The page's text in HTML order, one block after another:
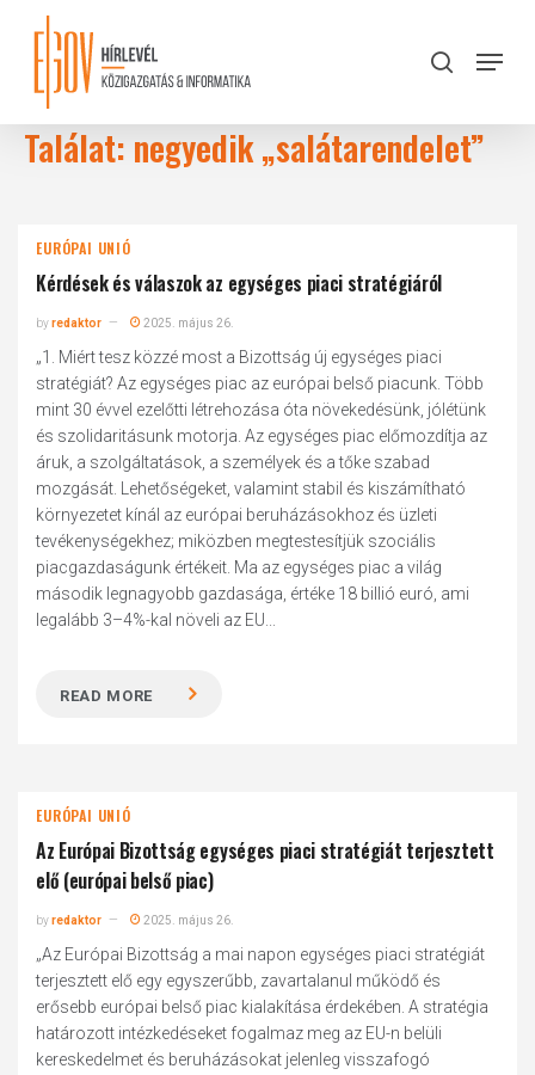
content
search
Menu
Találat: negyedik „salátarendelet”
EURÓPAI UNIÓ
Kérdések és válaszok az egységes piaci stratégiáról
byredaktor 2025. május 26.
„1. Miért tesz közzé most a Bizottság új egységes piaci
stratégiát? Az egységes piac az európai belső piacunk. Több
mint 30 évvel ezelőtti létrehozása óta növekedésünk, jólétünk
és szolidaritásunk motorja. Az egységes piac előmozdítja az
áruk, a szolgáltatások, a személyek és a tőke szabad
mozgását. Lehetőségeket, valamint stabil és kiszámítható
környezetet kínál az európai beruházásokhoz és üzleti
tevékenységekhez; miközben megtestesítjük szociális
piacgazdaságunk értékeit. Ma az egységes piac a világ
második legnagyobb gazdasága, értéke 18 billió euró, ami
legalább 3–4%-kal növeli az EU...
READ MORE
EURÓPAI UNIÓ
Az Európai Bizottság egységes piaci stratégiát terjesztett
elő (európai belső piac)
byredaktor 2025. május 26.
„Az Európai Bizottság a mai napon egységes piaci stratégiát
terjesztett elő egy egyszerűbb, zavartalanul működő és
erősebb európai belső piac kialakítása érdekében. A stratégia
határozott intézkedéseket fogalmaz meg az EU-n belüli
kereskedelmet és beruházásokat jelenleg visszafogó
Close